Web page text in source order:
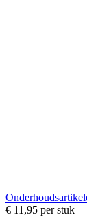
€ 11,95 per stuk